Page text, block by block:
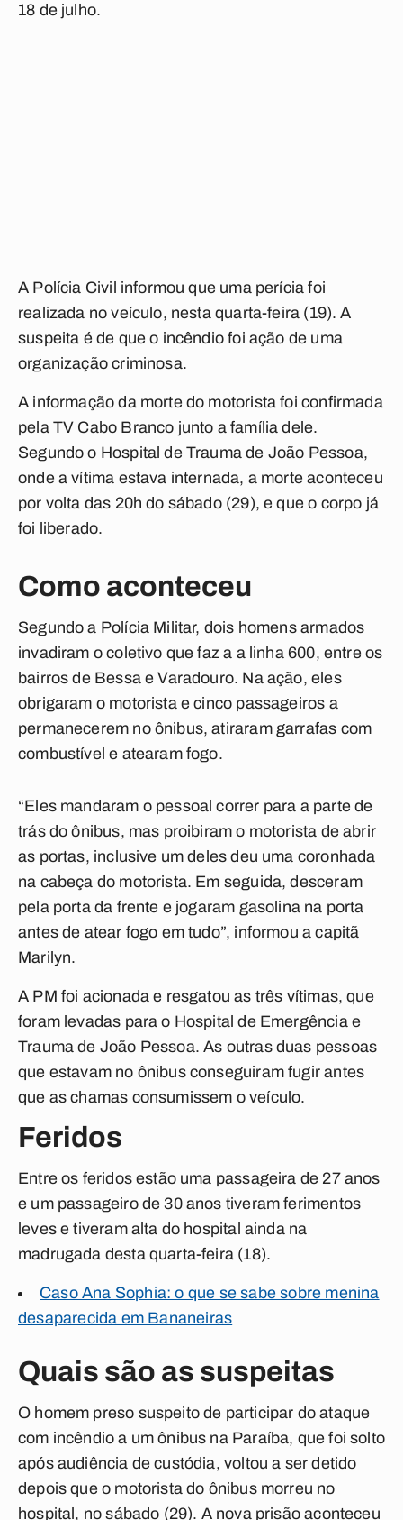
18 de julho.
A Polícia Civil informou que uma perícia foi
realizada no veículo, nesta quarta-feira (19). A
suspeita é de que o incêndio foi ação de uma
organização criminosa.
A informação da morte do motorista foi confirmada
pela TV Cabo Branco junto a família dele.
Segundo o Hospital de Trauma de João Pessoa,
onde a vítima estava internada, a morte aconteceu
por volta das 20h do sábado (29), e que o corpo já
foi liberado.
Como aconteceu
Segundo a Polícia Militar, dois homens armados
invadiram o coletivo que faz a a linha 600, entre os
bairros de Bessa e Varadouro. Na ação, eles
obrigaram o motorista e cinco passageiros a
permanecerem no ônibus, atiraram garrafas com
combustível e atearam fogo.
“Eles mandaram o pessoal correr para a parte de
trás do ônibus, mas proibiram o motorista de abrir
as portas, inclusive um deles deu uma coronhada
na cabeça do motorista. Em seguida, desceram
pela porta da frente e jogaram gasolina na porta
antes de atear fogo em tudo”, informou a capitã
Marilyn.
A PM foi acionada e resgatou as três vítimas, que
foram levadas para o Hospital de Emergência e
Trauma de João Pessoa. As outras duas pessoas
que estavam no ônibus conseguiram fugir antes
que as chamas consumissem o veículo.
Feridos
Entre os feridos estão uma passageira de 27 anos
e um passageiro de 30 anos tiveram ferimentos
leves e tiveram alta do hospital ainda na
madrugada desta quarta-feira (18).
Caso Ana Sophia: o que se sabe sobre menina
desaparecida em Bananeiras
Quais são as suspeitas
O homem preso suspeito de participar do ataque
com incêndio a um ônibus na Paraíba, que foi solto
após audiência de custódia, voltou a ser detido
depois que o motorista do ônibus morreu no
hospital, no sábado (29). A nova prisão aconteceu